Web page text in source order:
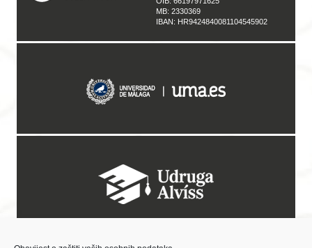
MB: 2330369
IBAN: HR9424840081104545902